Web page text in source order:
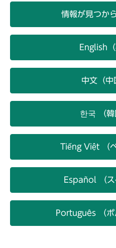
情報が見つか
English（
中文（中
한국 （韓
Tiếng Việt （
Español （ス
Português （ポ